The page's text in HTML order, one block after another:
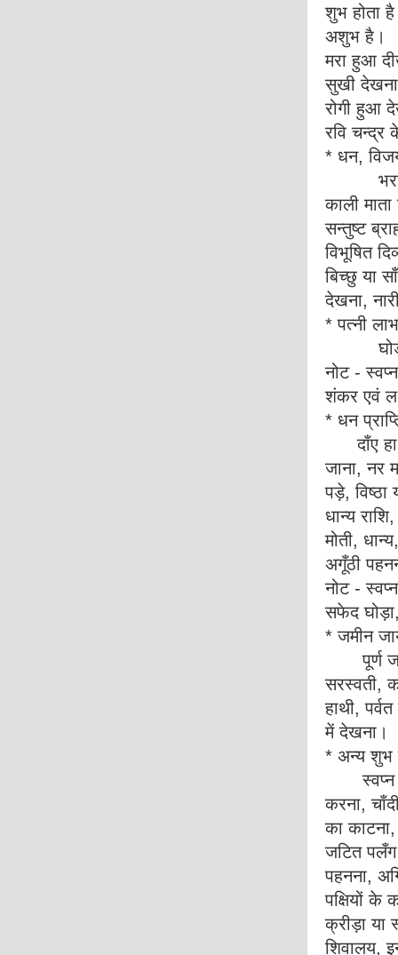
शुभ होता
अशुभ है।
मरा हुआ
सुखी
रोगी हुआ
रवि चन्द्र
* धन,
भरा हुआ
काली
सन्तुष्ट
विभूषित
बिच्छु या
देखना,
* पत्नी
घोड़ी,
नोट -
शंकर एवं
* धन
दाँए हाथ
जाना, नर
पड़े,
धान्य
मोती,
अगूँठी
नोट -
सफेद
* जमीन
पूर्ण
सरस्वती,
हाथी,
में देखना।
* अन्य शुभ
स्वप्न में
करना,
का
जटित पलँग
पहनना,
पक्षियों के
क्रीड़ा या
शिवालय,